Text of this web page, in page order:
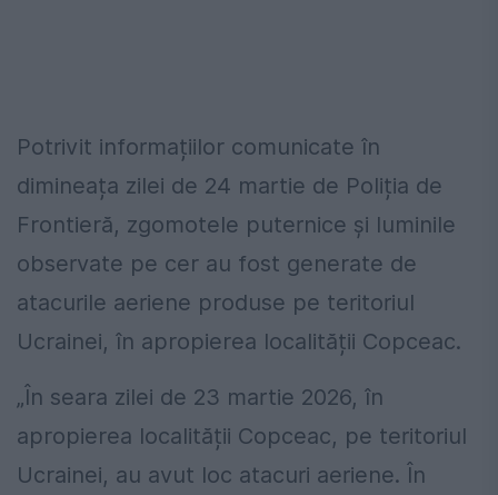
Potrivit informațiilor comunicate în
dimineața zilei de 24 martie de Poliția de
Frontieră, zgomotele puternice și luminile
observate pe cer au fost generate de
atacurile aeriene produse pe teritoriul
Ucrainei, în apropierea localității Copceac.
„În seara zilei de 23 martie 2026, în
apropierea localității Copceac, pe teritoriul
Ucrainei, au avut loc atacuri aeriene. În